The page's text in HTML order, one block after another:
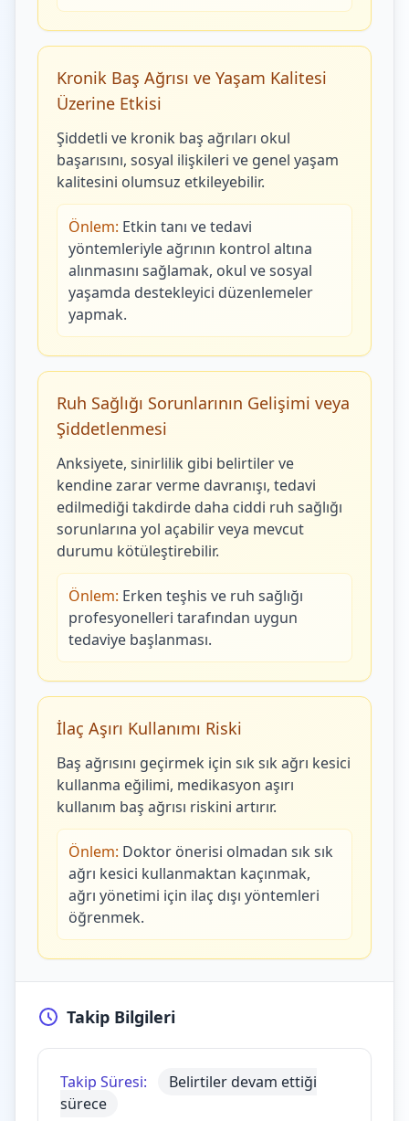
Kronik Baş Ağrısı ve Yaşam Kalitesi
Üzerine Etkisi
Şiddetli ve kronik baş ağrıları okul
başarısını, sosyal ilişkileri ve genel yaşam
kalitesini olumsuz etkileyebilir.
Önlem: Etkin tanı ve tedavi
yöntemleriyle ağrının kontrol altına
alınmasını sağlamak, okul ve sosyal
yaşamda destekleyici düzenlemeler
yapmak.
Ruh Sağlığı Sorunlarının Gelişimi veya
Şiddetlenmesi
Anksiyete, sinirlilik gibi belirtiler ve
kendine zarar verme davranışı, tedavi
edilmediği takdirde daha ciddi ruh sağlığı
sorunlarına yol açabilir veya mevcut
durumu kötüleştirebilir.
Önlem: Erken teşhis ve ruh sağlığı
profesyonelleri tarafından uygun
tedaviye başlanması.
İlaç Aşırı Kullanımı Riski
Baş ağrısını geçirmek için sık sık ağrı kesici
kullanma eğilimi, medikasyon aşırı
kullanım baş ağrısı riskini artırır.
Önlem: Doktor önerisi olmadan sık sık
ağrı kesici kullanmaktan kaçınmak,
ağrı yönetimi için ilaç dışı yöntemleri
öğrenmek.
Takip Bilgileri
Takip Süresi:
Belirtiler devam ettiği
sürece